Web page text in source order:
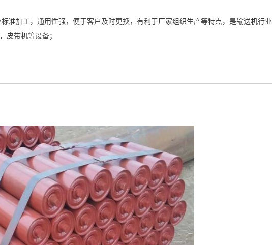
准加工，通用性强，便于客户及时更换，有利于厂家组织生产等特点，是输送机行业
皮带机等设备；